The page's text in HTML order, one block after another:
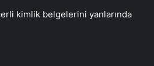
kimlik belgelerini yanlarında